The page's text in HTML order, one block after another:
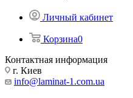
Личный кабинет
Корзина0
Контактная информация
г. Киев
info@laminat-1.com.ua